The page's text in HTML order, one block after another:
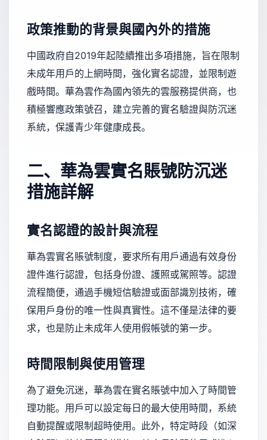
政策推動的背景與國內外的措施
中國政府自2019年起陸續推出多項措施，旨在限制
未成年用戶的上網時間，強化實名認證，並限制遊
戲時間。華為雲作為國內領先的雲服務提供商，也
積極響應政策號召，建立完善的實名驗證與防沉迷
系統，保護青少年健康成長。
二、華為雲實名賬號防沉迷
措施詳解
實名認證的設計與流程
華為雲實名賬號制度，要求所有用戶通過有效身份
證件進行認證，包括身份證、護照或駕照等。認證
流程簡便，通過手機短信驗證或面部識別技術，確
保用戶身份的唯一性與真實性。這不僅是法律的要
求，也是防止未成年人使用假帳號的第一步。
時間限制與使用管理
為了避免沉迷，華為雲在實名賬號中加入了時間管
理功能。用戶可以設定每日的最大使用時間，系統
自動提醒或限制超時使用。此外，特定時段（如深